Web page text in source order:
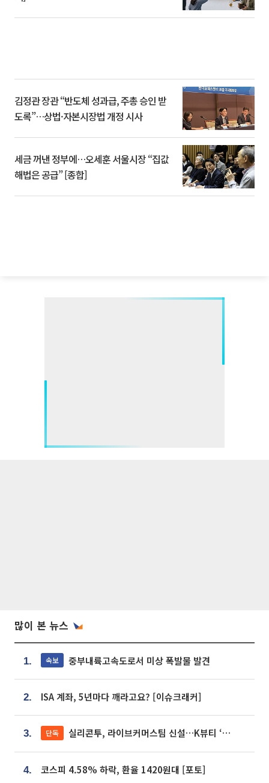
김정관 장관 “반도체 성과급, 주총 승인 받
도록”…상법·자본시장법 개정 시사
세금 꺼낸 정부에…오세훈 서울시장 “집값
해법은 공급” [종합]
많이 본 뉴스
1. 속보 중부내륙고속도로서 미상 폭발물 발견
2. ISA 계좌, 5년마다 깨라고요? [이슈크래커]
3. 단독 실리콘투, 라이브커머스팀 신설…K뷰티 ‘글로벌 판매망’ 확대[K뷰티 라방戰]
4. 코스피 4.58% 하락, 환율 1420원대 [포토]